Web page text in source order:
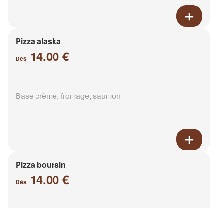
Pizza alaska
Dès 14.00 €
Base crème, fromage, saumon
Pizza boursin
Dès 14.00 €